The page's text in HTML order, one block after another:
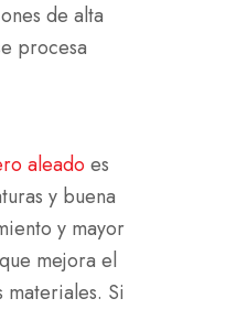
de alta
procesa
aleado es
y buena
y mayor
mejora el
Si